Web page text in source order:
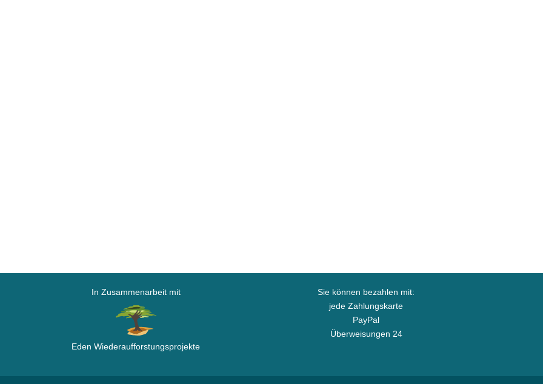
In Zusammenarbeit mit
Eden Wiederaufforstungsprojekte
Sie können bezahlen mit:
jede Zahlungskarte
PayPal
Überweisungen 24